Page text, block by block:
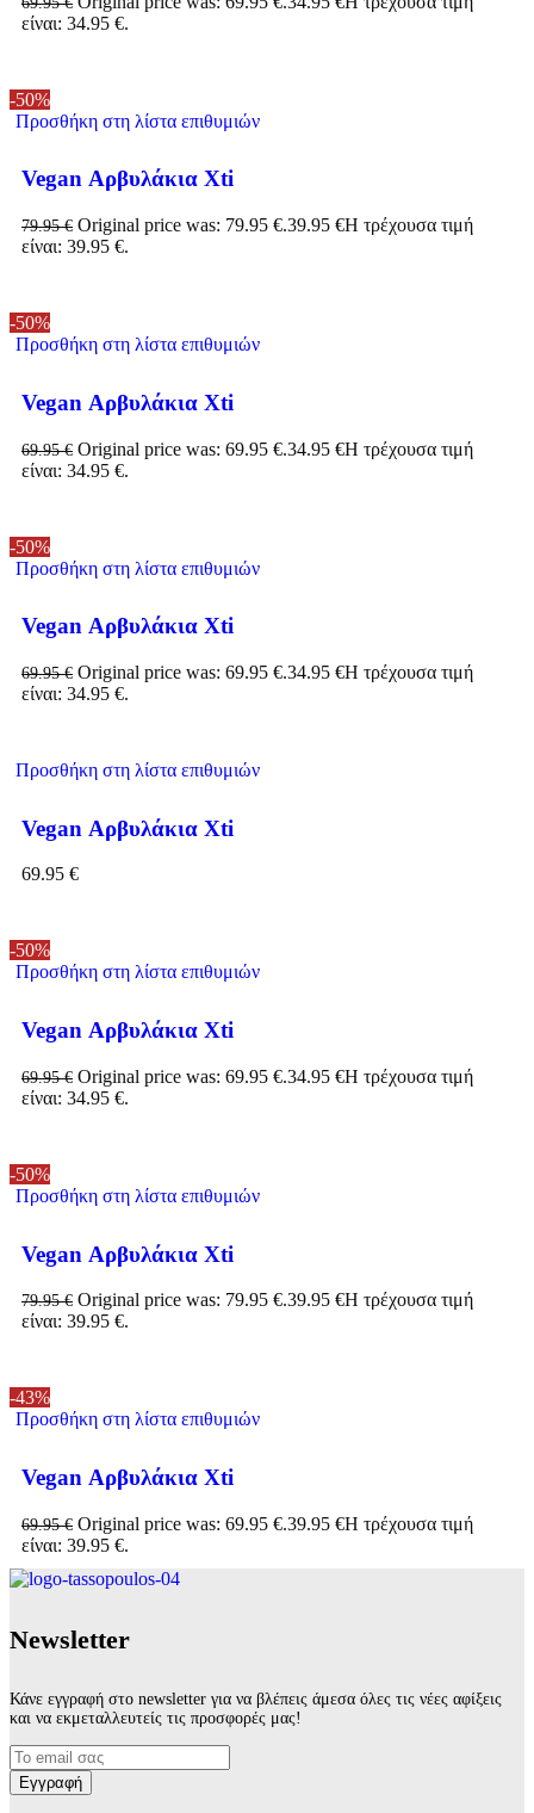
είναι: 34.95 €.
-50%
Προσθήκη στη λίστα επιθυμιών
Vegan Αρβυλάκια Xti
79.95€ Original price was: 79.95 €.39.95 €Η τρέχουσα τιμή
είναι: 39.95 €.
-50%
Προσθήκη στη λίστα επιθυμιών
Vegan Αρβυλάκια Xti
69.95€ Original price was: 69.95 €.34.95 €Η τρέχουσα τιμή
είναι: 34.95 €.
-50%
Προσθήκη στη λίστα επιθυμιών
Vegan Αρβυλάκια Xti
69.95€ Original price was: 69.95 €.34.95 €Η τρέχουσα τιμή
είναι: 34.95 €.
Προσθήκη στη λίστα επιθυμιών
Vegan Αρβυλάκια Xti
69.95 €
-50%
Προσθήκη στη λίστα επιθυμιών
Vegan Αρβυλάκια Xti
69.95€ Original price was: 69.95 €.34.95 €Η τρέχουσα τιμή
είναι: 34.95 €.
-50%
Προσθήκη στη λίστα επιθυμιών
Vegan Αρβυλάκια Xti
79.95€ Original price was: 79.95 €.39.95 €Η τρέχουσα τιμή
είναι: 39.95 €.
-43%
Προσθήκη στη λίστα επιθυμιών
Vegan Αρβυλάκια Xti
69.95€ Original price was: 69.95 €.39.95 €Η τρέχουσα τιμή
είναι: 39.95 €.
Νewsletter
Κάνε εγγραφή στο newsletter για να βλέπεις άμεσα όλες τις νέες αφίξεις
και να εκμεταλλευτείς τις προσφορές μας!